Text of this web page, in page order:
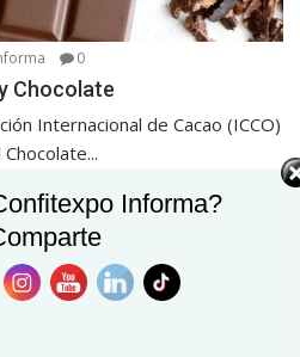
0
Chocolate
Internacional de Cacao (ICCO)
Informa?